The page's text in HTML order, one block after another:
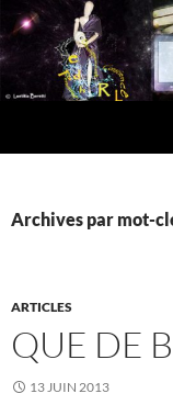
Aller
au
contenu
Archives par mot-
ARTICLES
QUE DE
13 JUIN 2013